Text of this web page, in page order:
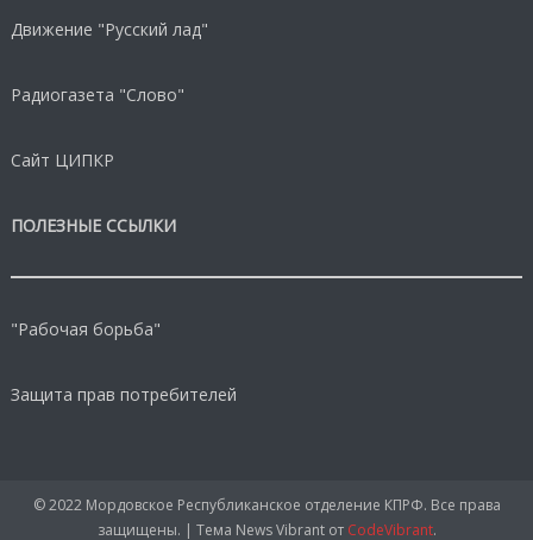
Движение "Русский лад"
Радиогазета "Слово"
Сайт ЦИПКР
ПОЛЕЗНЫЕ ССЫЛКИ
"Рабочая борьба"
Защита прав потребителей
© 2022 Мордовское Республиканское отделение КПРФ. Все права
защищены. | Тема News Vibrant от CodeVibrant.